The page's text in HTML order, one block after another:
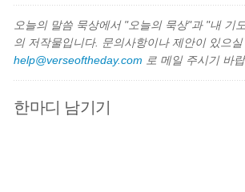
오늘의 말씀 묵상에서 "오늘의 묵상"과 "내 기
의 저작물입니다. 문의사항이나 제안이 있으
help@verseoftheday.com 로 메일 주시기 바
한마디 남기기